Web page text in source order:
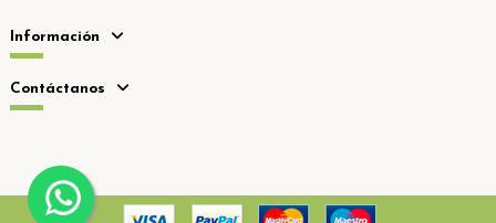
Información
Contáctanos